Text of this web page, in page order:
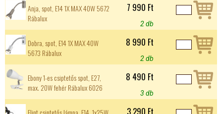
Anja, spot, E14 1X MAX 40W 5672
Rábalux
7 990 Ft
2 db
Dobra, spot, E14 1X MAX 40W
5673 Rábalux
8 990 Ft
2 db
Ebony 1-es csiptetős spot, E27,
max. 20W fehér Rábalux 6026
8 490 Ft
3 db
3 290 Ft